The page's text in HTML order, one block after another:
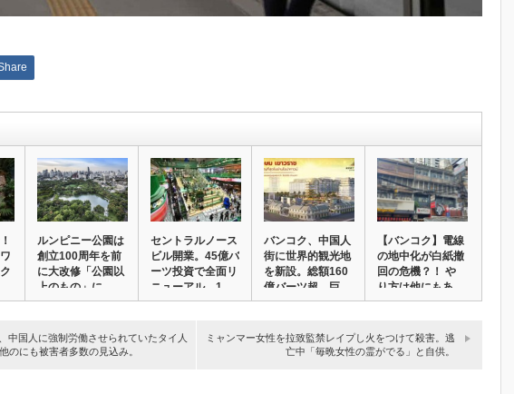
ルンピニー公園は
創立100周年を前
に大改修「公園以
上のもの」に。…
セントラルノース
ビル開業。45億バ
ーツ投資で全面リ
ニューアル。1…
バンコク、中国人
街に世界的観光地
を新設。総額160
億バーツ超、巨…
【バンコク】電線
の地中化が白紙撤
回の危機？！ や
り方は他にもあ
る…
中国人に強制労働させられていたタイ人
のにも被害者多数の見込み。
ミャンマー女性を拉致監禁レイプし火をつけて殺害。逃
亡中「毎晩女性の霊がでる」と自供。